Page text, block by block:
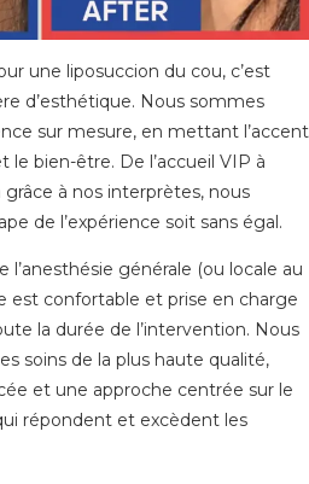
une liposuccion du cou, c’est
d’esthétique. Nous sommes
sur mesure, en mettant l’accent
le bien-être. De l’accueil VIP à
à nos interprètes, nous
de l’expérience soit sans égal.
l’anesthésie générale (ou locale au
est confortable et prise en charge
la durée de l’intervention. Nous
soins de la plus haute qualité,
et une approche centrée sur le
répondent et excèdent les